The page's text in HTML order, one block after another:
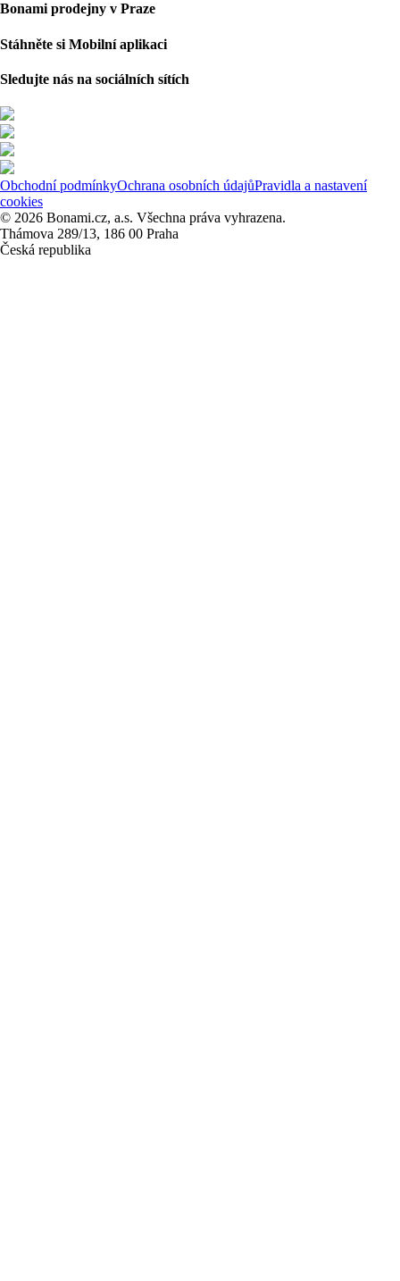
Bonami prodejny v Praze
Stáhněte si Mobilní aplikaci
Sledujte nás na sociálních sítích
Obchodní podmínkyOchrana osobních údajůPravidla a nastavení
cookies
© 2026 Bonami.cz, a.s. Všechna práva vyhrazena.
Thámova 289/13, 186 00 Praha
Česká republika